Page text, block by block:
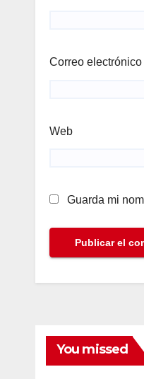
Correo electrónico
Web
Guarda mi
You missed